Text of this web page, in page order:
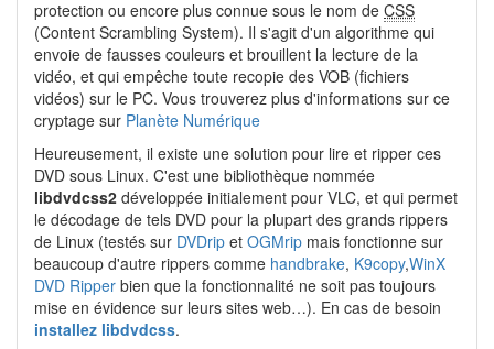
protection ou encore plus connue sous le nom de CSS
(Content Scrambling System). Il s'agit d'un algorithme qui
envoie de fausses couleurs et brouillent la lecture de la
vidéo, et qui empêche toute recopie des VOB (fichiers
vidéos) sur le PC. Vous trouverez plus d'informations sur ce
cryptage sur Planète Numérique
Heureusement, il existe une solution pour lire et ripper ces
DVD sous Linux. C'est une bibliothèque nommée
libdvdcss2 développée initialement pour VLC, et qui permet
le décodage de tels DVD pour la plupart des grands rippers
de Linux (testés sur DVDrip et OGMrip mais fonctionne sur
beaucoup d'autre rippers comme handbrake, K9copy,WinX
DVD Ripper bien que la fonctionnalité ne soit pas toujours
mise en évidence sur leurs sites web…). En cas de besoin
installez libdvdcss.